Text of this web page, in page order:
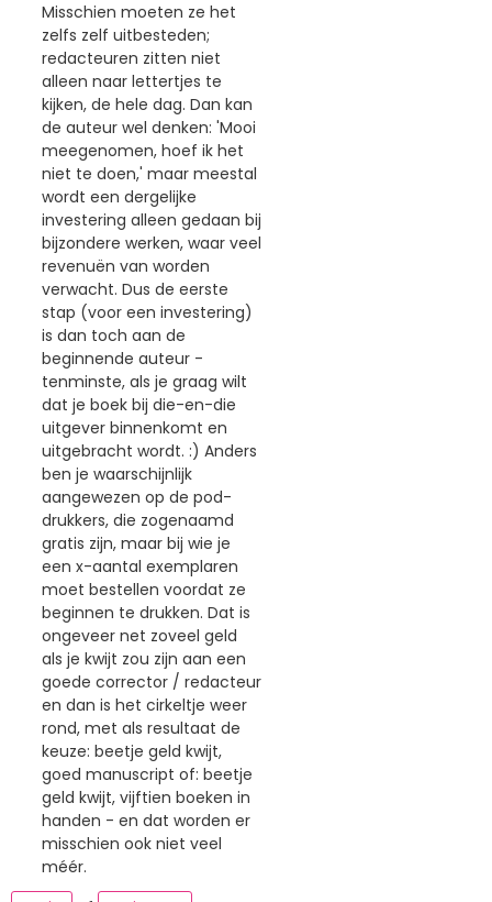
Misschien moeten ze het
zelfs zelf uitbesteden;
redacteuren zitten niet
alleen naar lettertjes te
kijken, de hele dag. Dan kan
de auteur wel denken: 'Mooi
meegenomen, hoef ik het
niet te doen,' maar meestal
wordt een dergelijke
investering alleen gedaan bij
bijzondere werken, waar veel
revenuën van worden
verwacht. Dus de eerste
stap (voor een investering)
is dan toch aan de
beginnende auteur -
tenminste, als je graag wilt
dat je boek bij die-en-die
uitgever binnenkomt en
uitgebracht wordt. :) Anders
ben je waarschijnlijk
aangewezen op de pod-
drukkers, die zogenaamd
gratis zijn, maar bij wie je
een x-aantal exemplaren
moet bestellen voordat ze
beginnen te drukken. Dat is
ongeveer net zoveel geld
als je kwijt zou zijn aan een
goede corrector / redacteur
en dan is het cirkeltje weer
rond, met als resultaat de
keuze: beetje geld kwijt,
goed manuscript of: beetje
geld kwijt, vijftien boeken in
handen - en dat worden er
misschien ook niet veel
méér.